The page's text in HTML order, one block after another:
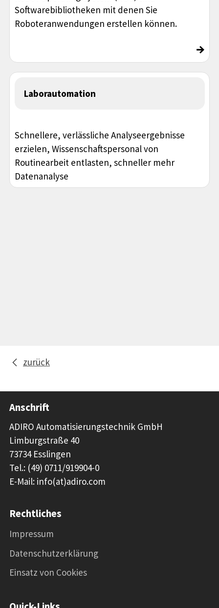
Softwarebibliotheken mit denen Sie
Roboteranwendungen erstellen können.
→
Laborautomation
Schnellere, verlässliche Analyseergebnisse
erzielen, Wissenschaftspersonal von
Routinearbeit entlasten, schneller mehr
Datenanalyse
zurück
Anschrift
ADIRO Automatisierungstechnik GmbH
Limburgstraße 40
73734 Esslingen
Tel.: (49) 0711/919904-0
E-Mail: info(at)adiro.com
Rechtliches
Impressum
Datenschutzerklärung
Einsatz von Cookies